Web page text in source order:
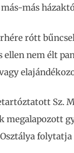
más-más
rótt
ellen nem élt
Sz.
megalapozott
folytatja